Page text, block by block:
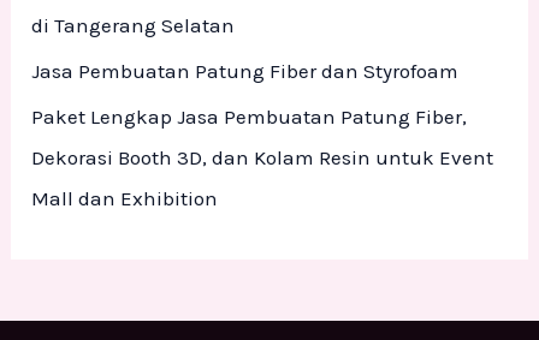
di Tangerang Selatan
Jasa Pembuatan Patung Fiber dan Styrofoam
Paket Lengkap Jasa Pembuatan Patung Fiber,
Dekorasi Booth 3D, dan Kolam Resin untuk Event
Mall dan Exhibition